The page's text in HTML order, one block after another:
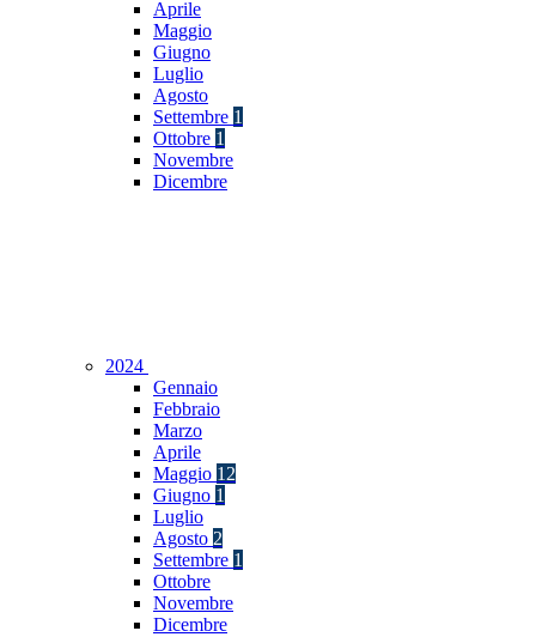
Aprile
Maggio
Giugno
Luglio
Agosto
Settembre 1
Ottobre 1
Novembre
Dicembre
2024
Gennaio
Febbraio
Marzo
Aprile
Maggio 12
Giugno 1
Luglio
Agosto 2
Settembre 1
Ottobre
Novembre
Dicembre